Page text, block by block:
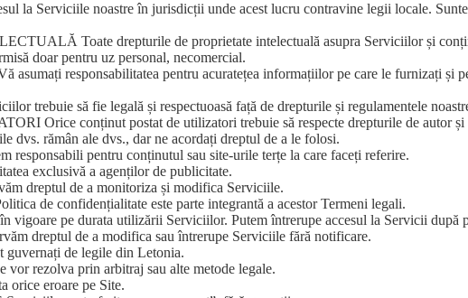
la Serviciile noastre în jurisdicții unde acest lucru contravine legii locale.
Toate drepturile de proprietate intelectuală asupra Serviciilor și
doar pentru uz personal, necomercial.
responsabilitatea pentru acuratețea informațiilor pe care le furnizați și
trebuie să fie legală și respectuoasă față de drepturile și regulamentele
Orice conținut postat de utilizatori trebuie să respecte drepturile de autor și
rămân ale dvs., dar ne acordați dreptul de a le folosi.
pentru conținutul sau site-urile terțe la care faceți referire.
exclusivă a agenților de publicitate.
dreptul de a monitoriza și modifica Serviciile.
de confidențialitate este parte integrantă a acestor Termeni legali.
pe durata utilizării Serviciilor. Putem întrerupe accesul la Servicii după
dreptul de a modifica sau întrerupe Serviciile fără notificare.
de legile din Letonia.
rezolva prin arbitraj sau alte metode legale.
orice eroare pe Site.